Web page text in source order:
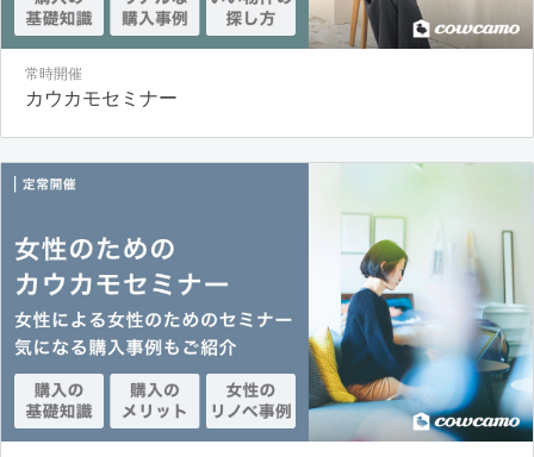
常時開催
カウカモセミナー